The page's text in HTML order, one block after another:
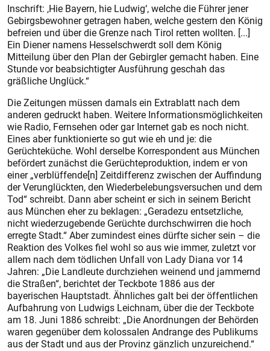
Inschrift: ,Hie Bayern, hie Ludwig‘, welche die Führer jener
Gebirgsbewohner getragen haben, welche gestern den König
befreien und über die Grenze nach Tirol retten wollten. [...]
Ein Diener namens Hesselschwerdt soll dem König
Mitteilung über den Plan der Gebirgler gemacht haben. Eine
Stunde vor beabsichtigter Ausführung geschah das
gräßliche Unglück.“
Die Zeitungen müssen damals ein Extrablatt nach dem
anderen gedruckt haben. Weitere Informationsmöglichkeiten
wie Radio, Fernsehen oder gar Internet gab es noch nicht.
Eines aber funktionierte so gut wie eh und je: die
Gerüchteküche. Wohl derselbe Korrespondent aus München
befördert zunächst die Gerüchteproduktion, indem er von
einer „verblüffende[n] Zeitdifferenz zwischen der Auffindung
der Verunglückten, den Wiederbelebungsversuchen und dem
Tod“ schreibt. Dann aber scheint er sich in seinem Bericht
aus München eher zu beklagen: „Geradezu entsetzliche,
nicht wiederzugebende Gerüchte durchschwirren die hoch
erregte Stadt.“ Aber zumindest eines dürfte sicher sein – die
Reaktion des Volkes fiel wohl so aus wie immer, zuletzt vor
allem nach dem tödlichen Unfall von Lady Diana vor 14
Jahren: „Die Landleute durchziehen weinend und jammernd
die Straßen“, berichtet der Teckbote 1886 aus der
bayerischen Hauptstadt. Ähnliches galt bei der öffentlichen
Aufbahrung von Ludwigs Leichnam, über die der Teckbote
am 18. Juni 1886 schreibt: „Die Anordnungen der Behörden
waren gegenüber dem kolossalen Andrange des Publikums
aus der Stadt und aus der Provinz gänzlich unzureichend.“